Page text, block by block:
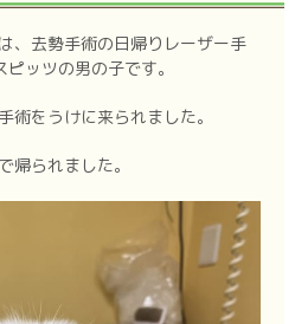
、去勢手術の日帰りレーザー手
ッツの男の子です。
術をうけに来られました。
帰られました。